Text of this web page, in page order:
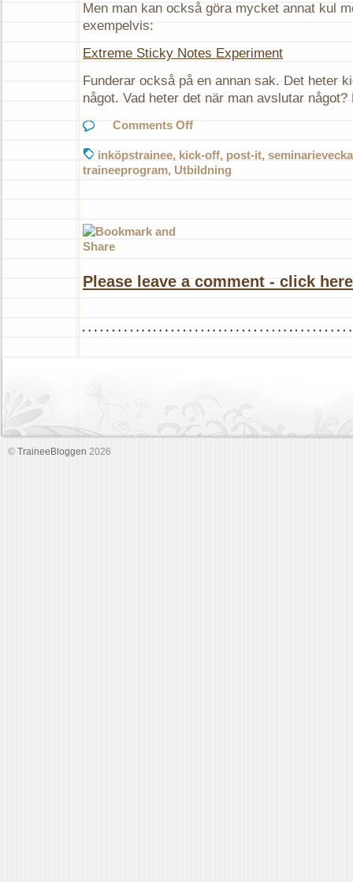
Men man kan också göra mycket annat kul
exempelvis:
Extreme Sticky Notes Experiment
Funderar också på en annan sak. Det heter
något. Vad heter det när man avslutar något?
Comments Off
inköpstrainee, kick-off, post-it, seminarievecka
traineeprogram, Utbildning
Please leave a comment - click
© TraineeBloggen 2026